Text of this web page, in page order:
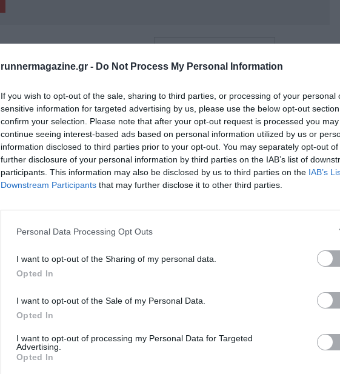
runnermagazine.gr - Do Not Process My Personal Information
If you wish to opt-out of the sale, sharing to third parties, or processing of your personal
sensitive information for targeted advertising by us, please use the below opt-out
confirm your selection. Please note that after your opt-out request is processed you may
continue seeing interest-based ads based on personal information utilized by us or
information disclosed to third parties prior to your opt-out. You may separately opt-out of
further disclosure of your personal information by third parties on the IAB’s list of
participants. This information may also be disclosed by us to third parties on the IAB’s
Downstream Participants that may further disclose it to other third parties.
Personal Data Processing Opt Outs
I want to opt-out of the Sharing of my personal data.
Opted In
I want to opt-out of the Sale of my Personal Data.
Opted In
I want to opt-out of processing my Personal Data for Targeted
Advertising.
Opted In